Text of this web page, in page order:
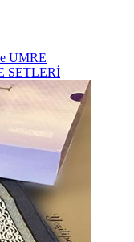
UMRE
SETLERİ